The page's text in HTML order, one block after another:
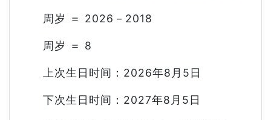
周岁 ＝ 2026－2018
周岁 ＝ 8
上次生日时间：2026年8月5日
下次生日时间：2027年8月5日